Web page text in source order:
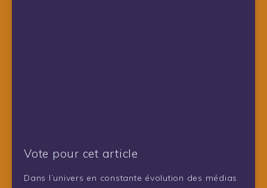
Vote pour cet article
Dans l’univers en constante évolution des médias